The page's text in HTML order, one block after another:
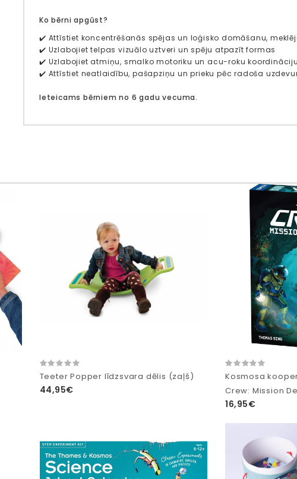
Ko bērni apgūst?
✔️ Attīstiet koncentrēšanās spējas un loģisko domāšanu,
✔️ Uzlabojiet telpas vizuālo uztveri un spēju atpazīt formas
✔️ Uzlabojiet atmiņu, smalko motoriku un acu-roku koordināciju
✔️ Attīstiet neatlaidību, pašapziņu un prieku pēc radoša
Ieteicams bērniem no 6 gadu vecuma.
Teeter Popper līdzsvara dēlis (zaļš)
44,95€
Kosmosa
Crew: Mission
16,95€